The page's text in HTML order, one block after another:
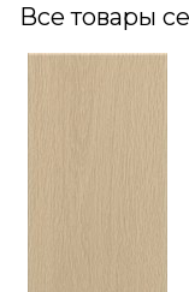
Все товары